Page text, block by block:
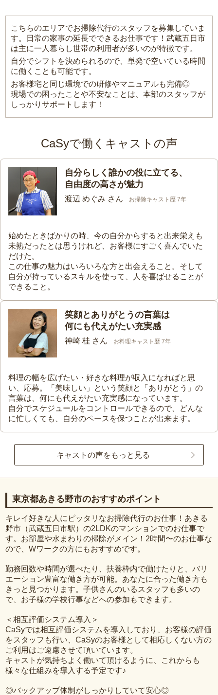
こちらのエリアでお掃除代行のスタッフを募集していま
す。日常の家事の延長でできるお仕事です！武蔵五日市
は主に一人暮らし世帯の利用者が多いのが特徴です。
自分でシフトを決められるので、単発で空いている時間
に働くことも可能です。
お客様宅と同じ環境での研修やマニュアルも完備◎
現場での困ったことや不安なことは、本部のスタッフが
しっかりサポートします！
CaSyで働くキャストの声
自分らしく誰かの役に立てる、
自由度の高さが魅力
渡辺 めぐみ さん お掃除キャスト歴 7年
始めたときばかりの時、今の自分からすると出来栄えも
未熟だったとは思うけれど、お客様にすごく喜んでいた
だけた。
この仕事の魅力はいろいろな方と出会えること。そして
自分が持っているスキルを使って、人を喜ばせることが
できること。
笑顔とありがとうの言葉は
何にも代えがたい充実感
神崎 桂 さん お料理キャスト歴 7年
料理の幅を広げたい・好きな料理が収入になればと思
い、応募。「美味しい」という笑顔と「ありがとう」の
言葉は、何にも代えがたい充実感になっています。
自分でスケジュールをコントロールできるので、どんな
に忙しくても、自分のペースを保つことが出来ます。
キャストの声をもっと見る
東京都あきる野市のおすすめポイント
キレイ好きな人にピッタリなお掃除代行のお仕事！あきる
野市（武蔵五日市駅）の2LDKのマンションでのお仕事で
す。お部屋や水まわりの掃除がメイン！2時間〜のお仕事な
ので、Wワークの方にもおすすめです。
勤務回数や時間が選べたり、扶養枠内で働けたりと、バリ
エーション豊富な働き方が可能。あなたに合った働き方も
きっと見つかります。子供さんのいるスタッフも多いの
で、お子様の学校行事などへの参加もできます。
＜相互評価システム導入＞
CaSyでは相互評価システムを導入しており、お客様の評価
をスタッフも行い、CaSyのお客様として相応しくない方の
ご利用はご遠慮させて頂いています。
キャストが気持ちよく働いて頂けるように、これからも
様々な仕組みを導入する予定です♪
◎バックアップ体制がしっかりしていて安心◎